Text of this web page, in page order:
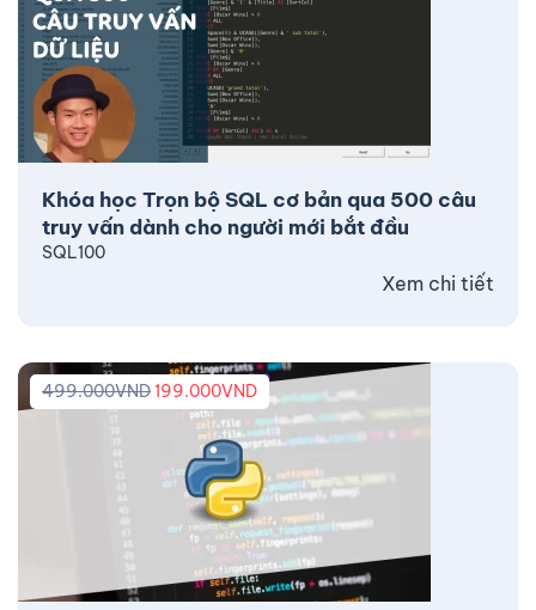
Khóa học Trọn bộ SQL cơ bản qua 500 câu
truy vấn dành cho người mới bắt đầu
SQL100
Xem chi tiết
499.000VND199.000VND